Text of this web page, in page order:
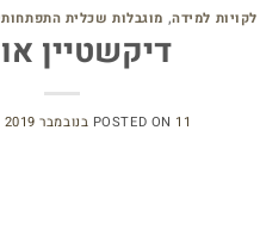
לקויות למידה, מוגבלות שכלית
דיקשטיין
POSTED ON 11 בנובמבר 2019